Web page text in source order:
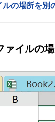
の場所を別
ァイルの